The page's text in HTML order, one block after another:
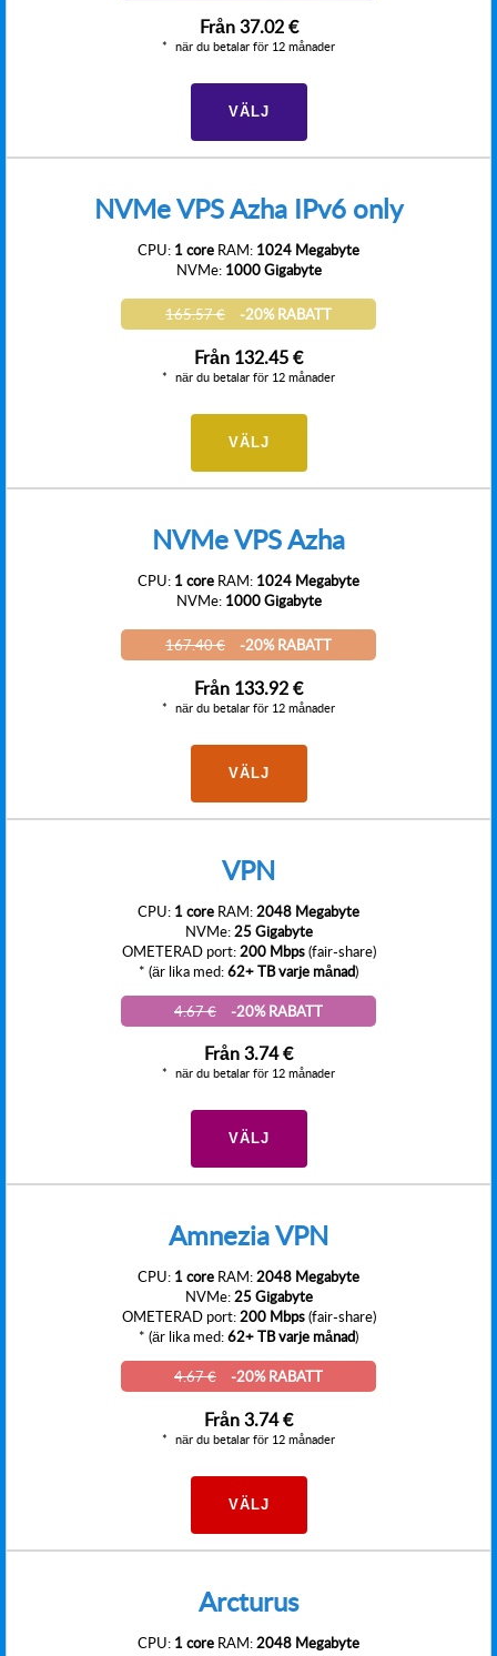
Från37.02 €
när du betalar för 12 månader
VÄLJ
NVMe VPS Azha IPv6 only
CPU: 1 core RAM: 1024 Megabyte
NVMe: 1000 Gigabyte
165.57 € -20% RABATT
Från 132.45 €
när du betalar för 12 månader
VÄLJ
NVMe VPS Azha
CPU: 1 core RAM: 1024 Megabyte
NVMe: 1000 Gigabyte
167.40 € -20% RABATT
Från 133.92 €
när du betalar för 12 månader
VÄLJ
VPN
CPU: 1 core RAM:2048 Megabyte
NVMe:25 Gigabyte
OMETERAD port:200 Mbps(fair-share)
* (är lika med:62+ TB varje månad)
4.67 €
-20% RABATT
Från3.74 €
när du betalar för 12 månader
VÄLJ
Amnezia VPN
CPU: 1 core RAM:2048 Megabyte
NVMe:25 Gigabyte
OMETERAD port:200 Mbps(fair-share)
* (är lika med:62+ TB varje månad)
4.67 €
-20% RABATT
Från3.74 €
när du betalar för 12 månader
VÄLJ
Arcturus
CPU: 1 core RAM:2048 Megabyte